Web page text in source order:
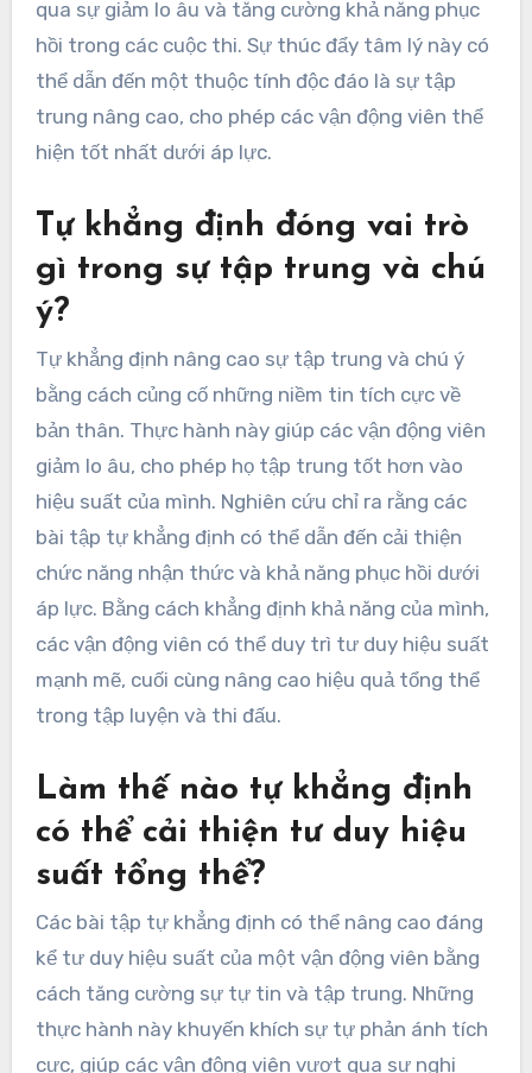
qua sự giảm lo âu và tăng cường khả năng phục
hồi trong các cuộc thi. Sự thúc đẩy tâm lý này có
thể dẫn đến một thuộc tính độc đáo là sự tập
trung nâng cao, cho phép các vận động viên thể
hiện tốt nhất dưới áp lực.
Tự khẳng định đóng vai trò
gì trong sự tập trung và chú
ý?
Tự khẳng định nâng cao sự tập trung và chú ý
bằng cách củng cố những niềm tin tích cực về
bản thân. Thực hành này giúp các vận động viên
giảm lo âu, cho phép họ tập trung tốt hơn vào
hiệu suất của mình. Nghiên cứu chỉ ra rằng các
bài tập tự khẳng định có thể dẫn đến cải thiện
chức năng nhận thức và khả năng phục hồi dưới
áp lực. Bằng cách khẳng định khả năng của mình,
các vận động viên có thể duy trì tư duy hiệu suất
mạnh mẽ, cuối cùng nâng cao hiệu quả tổng thể
trong tập luyện và thi đấu.
Làm thế nào tự khẳng định
có thể cải thiện tư duy hiệu
suất tổng thể?
Các bài tập tự khẳng định có thể nâng cao đáng
kể tư duy hiệu suất của một vận động viên bằng
cách tăng cường sự tự tin và tập trung. Những
thực hành này khuyến khích sự tự phản ánh tích
cực, giúp các vận động viên vượt qua sự nghi